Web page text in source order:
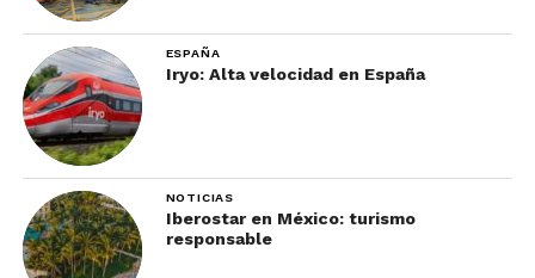
ESPAÑA
Iryo: Alta velocidad en España
NOTICIAS
Iberostar en México: turismo
responsable